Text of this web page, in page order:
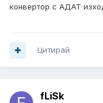
конвертор с АДАТ
Цитирай
fLiSk